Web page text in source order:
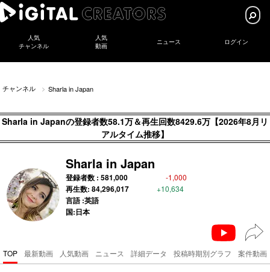
人気
チャンネル
人気
動画
ニュース ログイン
チャンネル Sharla in Japan
Sharla in Japanの登録者数58.1万＆再生回数8429.6万【2026年8月リ
アルタイム推移】
Sharla in Japan
登録者数 : 581,000 -1,000
再生数: 84,296,017 +10,634
言語 :英語
国:日本
TOP 最新動画 人気動画 ニュース 詳細データ 投稿時期別グラフ 案件動画